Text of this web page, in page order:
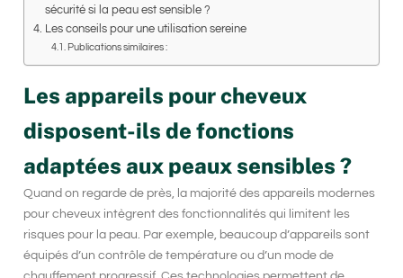
sécurité si la peau est sensible ?
Les conseils pour une utilisation sereine
Publications similaires :
Les appareils pour cheveux
disposent-ils de fonctions
adaptées aux peaux sensibles ?
Quand on regarde de près, la majorité des appareils modernes
pour cheveux intègrent des fonctionnalités qui limitent les
risques pour la peau. Par exemple, beaucoup d’appareils sont
équipés d’un contrôle de température ou d’un mode de